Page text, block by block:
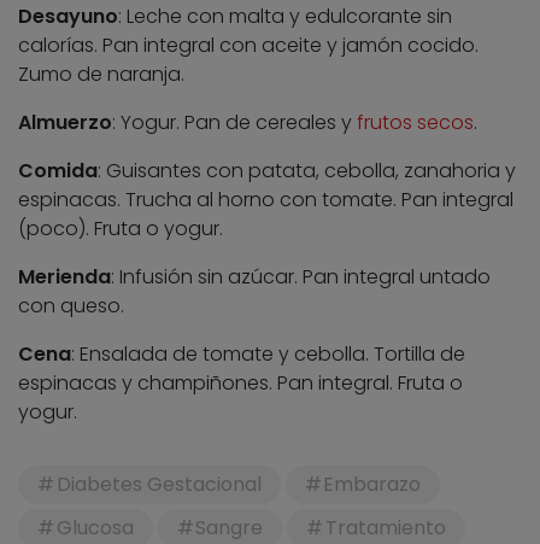
Desayuno: Leche con malta y edulcorante sin
calorías. Pan integral con aceite y jamón cocido.
Zumo de naranja.
Almuerzo: Yogur. Pan de cereales yfrutos secos.
Comida: Guisantes con patata, cebolla, zanahoria y
espinacas. Trucha al horno con tomate. Pan integral
(poco). Fruta o yogur.
Merienda: Infusión sin azúcar. Pan integral untado
con queso.
Cena: Ensalada de tomate y cebolla. Tortilla de
espinacas y champiñones. Pan integral. Fruta o
yogur.
Diabetes Gestacional
Embarazo
Glucosa
Sangre Tratamiento